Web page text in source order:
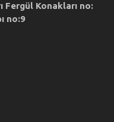
Fergül Konakları no:
no:9